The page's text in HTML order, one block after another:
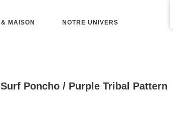
MAISON NOTRE UNIVERS
Poncho / Purple Tribal Pattern